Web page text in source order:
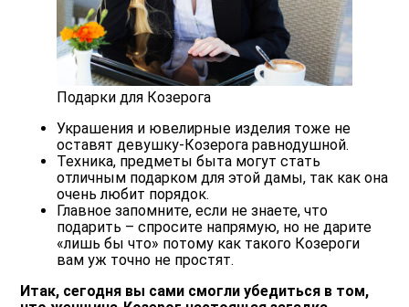
Подарки для Козерога
Украшения и ювелирные изделия тоже не
оставят девушку-Козерога равнодушной.
Техника, предметы быта могут стать
отличным подарком для этой дамы, так как она
очень любит порядок.
Главное запомните, если не знаете, что
подарить – спросите напрямую, но не дарите
«лишь бы что» потому как такого Козероги
вам уж точно не простят.
Итак, сегодня вы сами смогли убедиться в том,